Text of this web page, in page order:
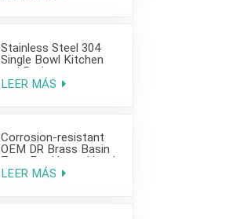
Stainless Steel 304
Single Bowl Kitchen
and Bathroom
Countertop Sink
LEER MÁS
Corrosion-resistant
OEM DR Brass Basin
Taps For Home Hotel
Project Use
LEER MÁS